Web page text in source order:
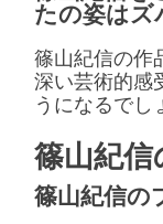
たの姿はズ
篠山紀信の作
深い芸術的感
うになるでし
篠山紀
篠山紀信の